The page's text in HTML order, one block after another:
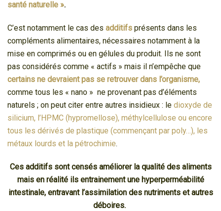
santé naturelle ».
C’est notamment le cas des additifs présents dans les
compléments alimentaires, nécessaires notamment à la
mise en comprimés ou en gélules du produit. Ils ne sont
pas considérés comme « actifs » mais il n’empêche que
certains ne devraient pas se retrouver dans l’organisme,
comme tous les « nano » ne provenant pas d’éléments
naturels ; on peut citer entre autres insidieux : le dioxyde de
silicium, l’HPMC (hypromellose), méthylcellulose ou encore
tous les dérivés de plastique (commençant par poly…), les
métaux lourds et la pétrochimie.
Ces additifs sont censés améliorer la qualité des aliments
mais en réalité ils entrainement une hyperperméabilité
intestinale, entravant l’assimilation des nutriments et autres
déboires.